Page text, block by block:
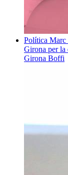
Política Marc
Girona per la
Girona Boffi